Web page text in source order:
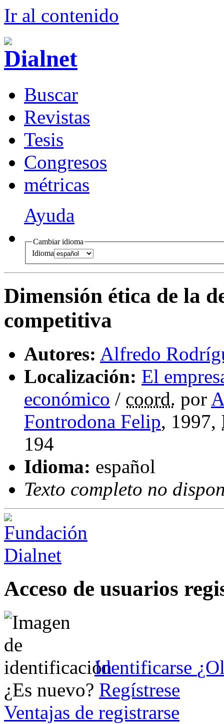
Ir al contenido
Buscar
Revistas
Tesis
Congresos
métricas
Ayuda
Cambiar idioma
Idioma
Dimensión ética de la
competitiva
Autores: Alfredo
Localización: El
económico / coord. por
Fontrodona Felip, 1997,
194
Idioma: español
Texto completo no
Acceso de usuarios
Identificarse
¿Es nuevo? Regístrese
Ventajas de registrarse